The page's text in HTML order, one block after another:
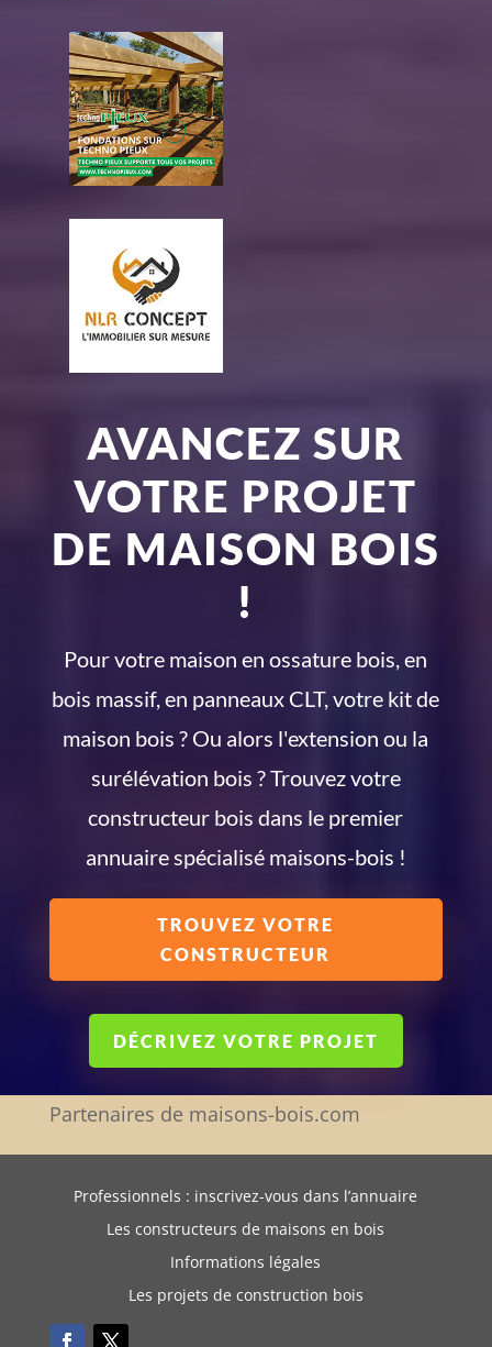
AVANCEZ SUR
VOTRE PROJET
DE MAISON BOIS
!
Pour votre maison en ossature bois, en
bois massif, en panneaux CLT, votre kit de
maison bois ? Ou alors l'extension ou la
surélévation bois ? Trouvez votre
constructeur bois dans le premier
annuaire spécialisé maisons-bois !
TROUVEZ VOTRE
CONSTRUCTEUR
DÉCRIVEZ VOTRE PROJET
Partenaires de maisons-bois.com
Professionnels : inscrivez-vous dans l’annuaire
Les constructeurs de maisons en bois
Informations légales
Les projets de construction bois